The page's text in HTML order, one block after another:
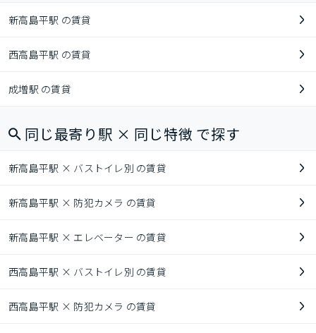
新高島平駅 の賃貸
西高島平駅 の賃貸
成増駅 の賃貸
同じ最寄り駅 × 同じ特徴 で探す
新高島平駅 × バストイレ別 の賃貸
新高島平駅 × 防犯カメラ の賃貸
新高島平駅 × エレベーター の賃貸
西高島平駅 × バストイレ別 の賃貸
西高島平駅 × 防犯カメラ の賃貸